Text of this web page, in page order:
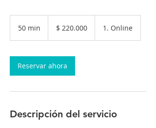
50 min
m
i
n
colombianos
$ 220.000 1. Online
Reservar ahora
Descripción del servicio